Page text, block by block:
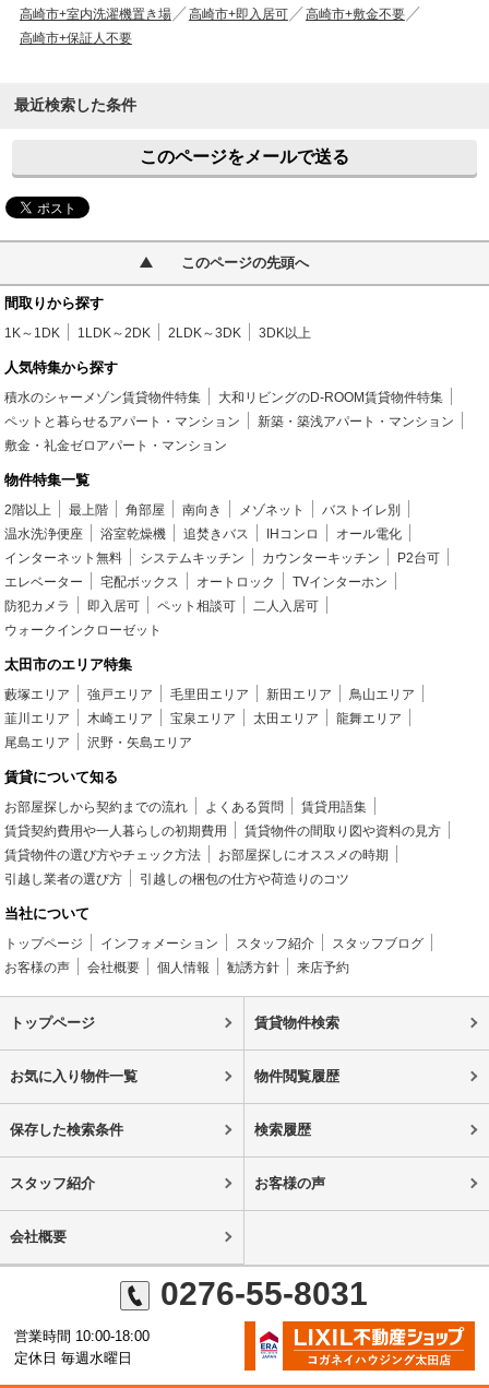
高崎市+室内洗濯機置き場
高崎市+即入居可
高崎市+敷金不要
高崎市+保証人不要
最近検索した条件
このページをメールで送る
このページの先頭へ
間取りから探す
1K～1DK 1LDK～2DK 2LDK～3DK 3DK以上
人気特集から探す
積水のシャーメゾン賃貸物件特集
大和リビングのD-ROOM賃貸物件特集
ペットと暮らせるアパート・マンション
新築・築浅アパート・マンション
敷金・礼金ゼロアパート・マンション
物件特集一覧
2階以上 最上階 角部屋 南向き メゾネット
バストイレ別
温水洗浄便座
浴室乾燥機 追焚きバス IHコンロ
オール電化
インターネット無料
システムキッチン カウンターキッチン
P2台可
エレベーター
宅配ボックス オートロック
TVインターホン
防犯カメラ
即入居可 ペット相談可
二人入居可
ウォークインクローゼット
太田市のエリア特集
藪塚エリア 強戸エリア 毛里田エリア 新田エリア
鳥山エリア
韮川エリア
木崎エリア 宝泉エリア 太田エリア
龍舞エリア
尾島エリア
沢野・矢島エリア
賃貸について知る
お部屋探しから契約までの流れ よくある質問
賃貸用語集
賃貸契約費用や一人暮らしの初期費用
賃貸物件の間取り図や資料の見方
賃貸物件の選び方やチェック方法
お部屋探しにオススメの時期
引越し業者の選び方
引越しの梱包の仕方や荷造りのコツ
当社について
トップページ インフォメーション スタッフ紹介
スタッフブログ
お客様の声
会社概要 個人情報 勧誘方針 来店予約
トップページ 賃貸物件検索
お気に入り物件一覧 物件閲覧履歴
保存した検索条件 検索履歴
スタッフ紹介 お客様の声
会社概要
0276-55-8031
営業時間 10:00-18:00
定休日 毎週水曜日